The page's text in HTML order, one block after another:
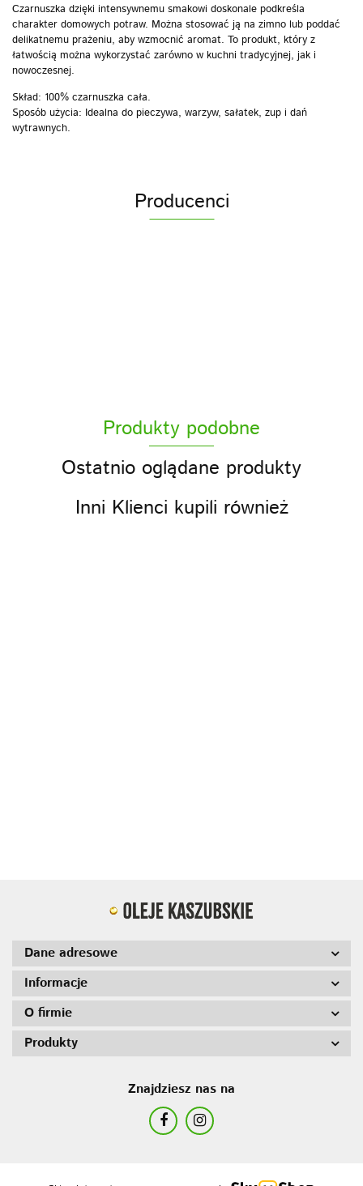
Czarnuszka dzięki intensywnemu smakowi doskonale podkreśla
charakter domowych potraw. Można stosować ją na zimno lub poddać
delikatnemu prażeniu, aby wzmocnić aromat. To produkt, który z
łatwością można wykorzystać zarówno w kuchni tradycyjnej, jak i
nowoczesnej.
Skład: 100% czarnuszka cała.
Sposób użycia: Idealna do pieczywa, warzyw, sałatek, zup i dań
wytrawnych.
Producenci
ACS sp z o.o.
Produkty podobne
Ostatnio oglądane produkty
Inni Klienci kupili również
Dane adresowe
Informacje
O firmie
Produkty
Znajdziesz nas na